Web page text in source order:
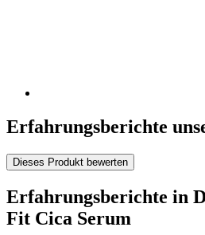
Erfahrungsberichte
Dieses Produkt bewerten
Erfahrungsberichte in
Fit Cica Serum